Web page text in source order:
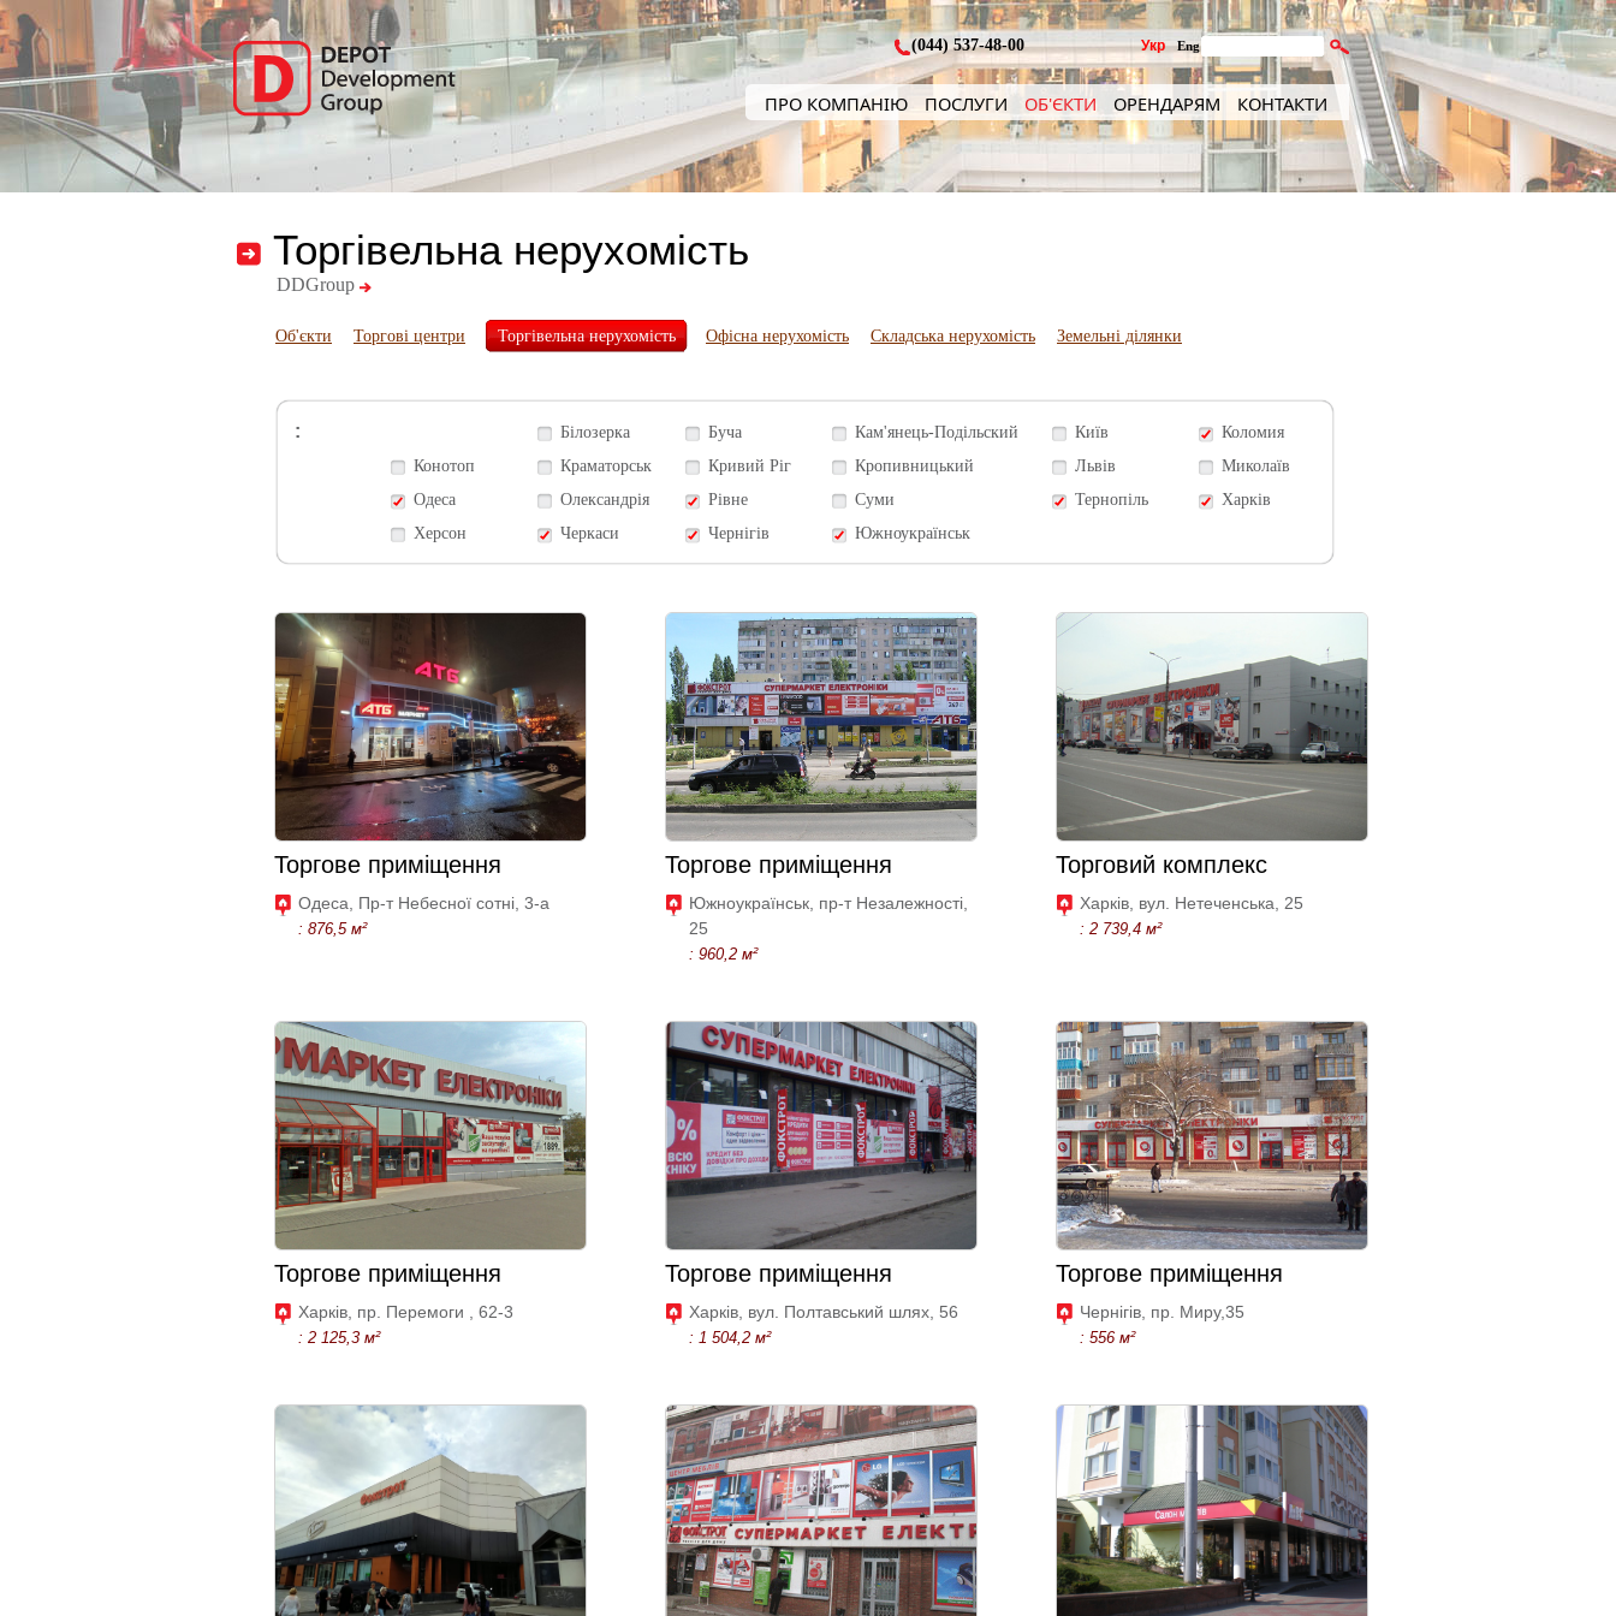
(044) 537-48-00 Укр Eng
ПРО КОМПАНІЮ ПОСЛУГИ ОБ'ЄКТИ ОРЕНДАРЯМ КОНТАКТИ
Торгівельна нерухомість
DDGroup
Об'єкти Торгові центри Торгівельна нерухомість Офісна нерухомість Складська нерухомість Земельні ділянки
: Білозерка Буча Кам'янець-Подільский Київ
Коломия
Конотоп
Краматорськ Кривий Ріг Кропивницький Львів
Миколаїв
Одеса
Олександрія Рівне Суми Тернопіль
Харків
Херсон
Черкаси Чернігів Южноукраїнськ
Торгове приміщення
Одеса, Пр-т Небесної сотні, 3-а
: 876,5 м²
Торгове приміщення
Южноукраїнськ, пр-т Незалежності,
25
: 960,2 м²
Торговий комплекс
Харків, вул. Нетеченська, 25
: 2 739,4 м²
Торгове приміщення
Харків, пр. Перемоги , 62-3
: 2 125,3 м²
Торгове приміщення
Харків, вул. Полтавський шлях, 56
: 1 504,2 м²
Торгове приміщення
Чернігів, пр. Миру,35
: 556 м²